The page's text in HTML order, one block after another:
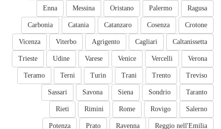
Ragusa
Palermo
Oristano
Messina
Enna
Crotone
Cosenza
Catanzaro
Catania
Carbonia
Caltanissetta
Cagliari
Agrigento
Viterbo
Vicenza
Verona
Vercelli
Venice
Varese
Udine
Trieste
Treviso
Trento
Trani
Turin
Terni
Teramo
Taranto
Sondrio
Siena
Savona
Sassari
Salerno
Rovigo
Rome
Rimini
Rieti
Reggio nell'Emilia
Ravenna
Prato
Potenza